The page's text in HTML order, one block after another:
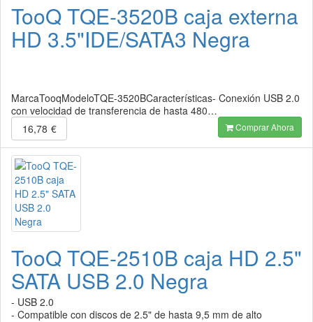
TooQ TQE-3520B caja externa
HD 3.5"IDE/SATA3 Negra
MarcaTooqModeloTQE-3520BCaracterísticas- Conexión USB 2.0
con velocidad de transferencia de hasta 480…
16,78 € Comprar Ahora
TooQ TQE-2510B caja HD 2.5"
SATA USB 2.0 Negra
- USB 2.0
- Compatible con discos de 2.5" de hasta 9,5 mm de alto